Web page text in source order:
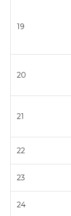
19
20
21
22
23
24